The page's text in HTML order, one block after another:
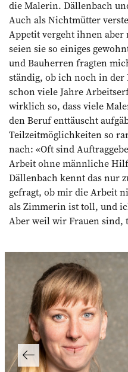
die Malerin. Dällenbach
Auch als Nichtmütter
Appetit vergeht ihnen aber
seien sie so einiges
und Bauherren fragten
ständig, ob ich noch in der
schon viele Jahre
wirklich so, dass viele
den Beruf enttäuscht
Teilzeitmöglichkeiten so
nach: «Oft sind
Arbeit ohne männliche
Dällenbach kennt das nur
gefragt, ob mir die Arbeit
als Zimmerin ist toll, und
Aber weil wir Frauen sind,